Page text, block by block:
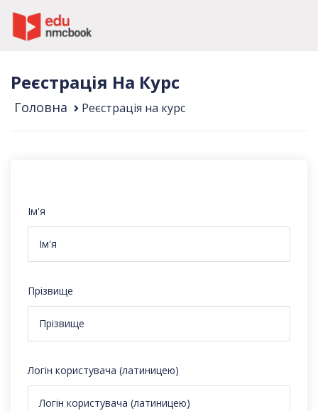
Реєстрація На Курс
Головна Реєстрація на курс
Ім'я
Прізвище
Логін користувача (латиницею)